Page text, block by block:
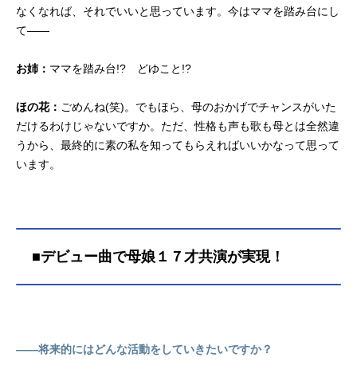
なくなれば、それでいいと思っています。今はママを踏み台にし
て――
お姉： ママを踏み台!? どゆこと!?
ほの花： ごめんね(笑)。でもほら、母のおかげでチャンスがいた
だけるわけじゃないですか。ただ、性格も声も歌も母とは全然違
うから、最終的に素の私を知ってもらえればいいかなって思って
います。
■デビュー曲で母娘１７才共演が実現！
――将来的にはどんな活動をしていきたいですか？